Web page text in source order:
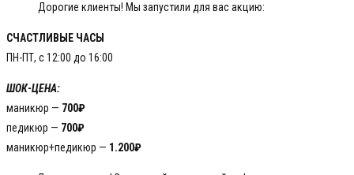
Дорогие клиенты! Мы запустили для вас акцию:
СЧАСТЛИВЫЕ ЧАСЫ
ПН-ПТ, с 12:00 до 16:00
ШОК-ЦЕНА:
маникюр — 700₽
педикюр — 700₽
маникюр+педикюр — 1.200₽